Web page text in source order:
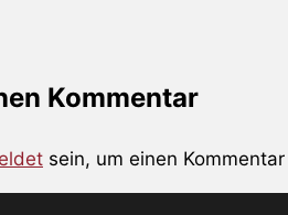
Kommentar
sein, um einen